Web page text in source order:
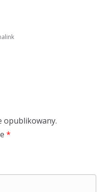
opublikowany.
*